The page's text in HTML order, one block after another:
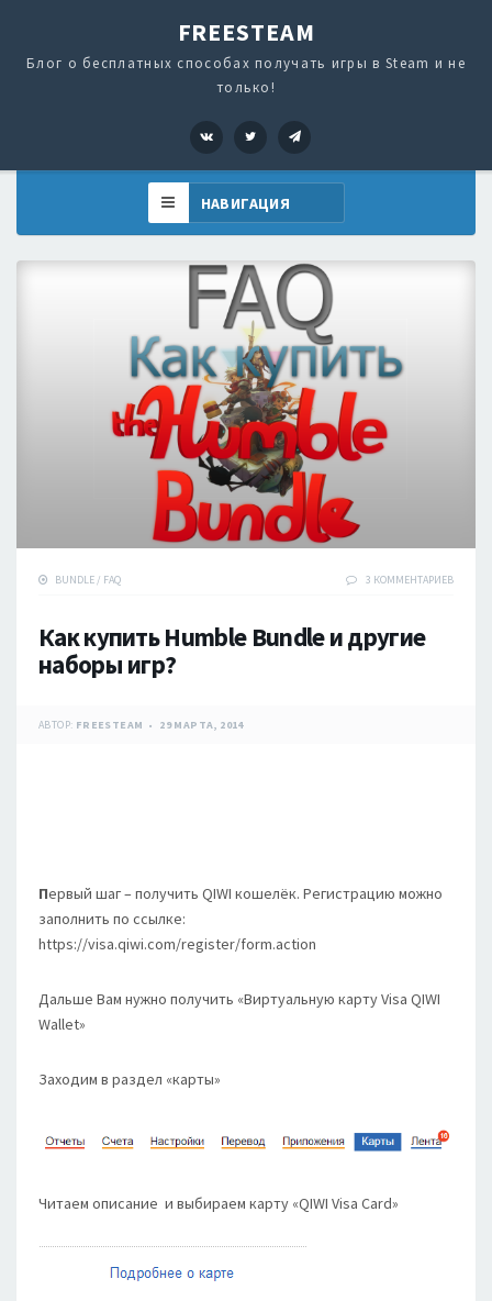
FREESTEAM
Блог о бесплатных способах получать игры в Steam и не
только!
VK Twitter
BUNDLE / FAQ 3 КОММЕНТАРИЕВ
Как купить Humble Bundle и другие
наборы игр?
АВТОР: FREESTEAM 29 МАРТА, 2014
Первый шаг – получить QIWI кошелёк. Регистрацию можно
заполнить по ссылке:
https://visa.qiwi.com/register/form.action
Дальше Вам нужно получить «Виртуальную карту Visa QIWI
Wallet»
Заходим в раздел «карты»
Читаем описание и выбираем карту «QIWI Visa Card»